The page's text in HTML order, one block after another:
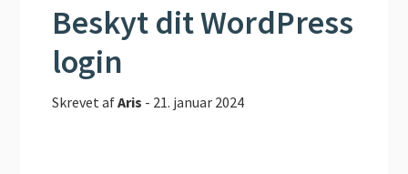
Beskyt dit WordPress
login
Skrevet afAris - 21. januar 2024